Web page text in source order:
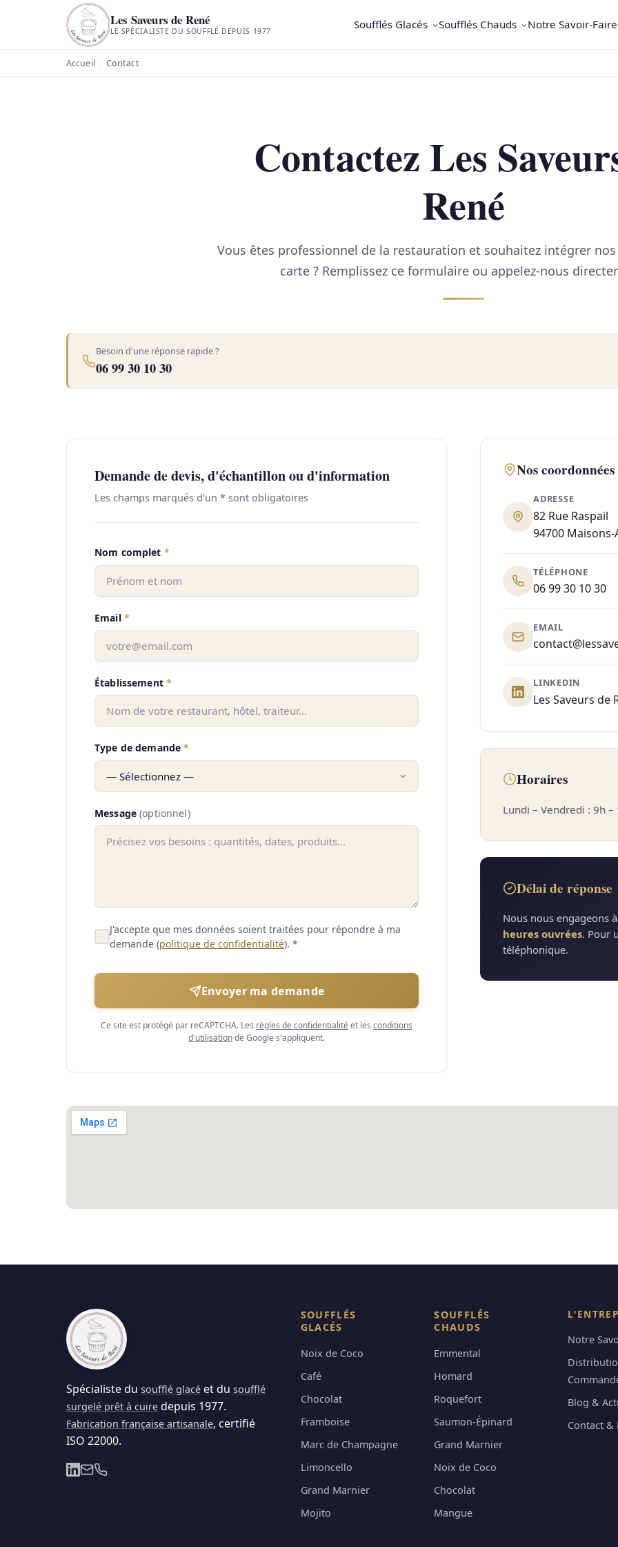
Les Saveurs de René
LE SPÉCIALISTE DU SOUFFLÉ DEPUIS 1977 Soufflés Glacés Soufflés Chauds Notre Savoir-Faire
Accueil › Contact
Contactez Les
René
Vous êtes professionnel de la restauration et souhaitez intégrer
carte ? Remplissez ce formulaire ou appelez-nous
Besoin d'une réponse rapide ?
06 99 30 10 30
Demande de devis, d'échantillon ou d'information
Les champs marqués d'un * sont obligatoires
Nom complet *
Email *
Établissement *
Type de demande*
Message(optionnel)
J'accepte que mes données soient traitées pour répondre à ma
demande (politique de confidentialité). *
Envoyer ma demande
Ce site est protégé par reCAPTCHA. Les règles de confidentialité et les conditions
d'utilisationde Google s'appliquent.
Nos coordonnées
ADRESSE
82 Rue Raspail
94700
TÉLÉPHONE
06 99 30 10 30
EMAIL
LINKEDIN
Les Saveurs de
Horaires
Lundi – Vendredi : 9h –
Délai de réponse
Nous nous engageons
heures ouvrées. Pour
téléphonique.
Spécialiste du soufflé glacé et du soufflé
surgelé prêt à cuire depuis 1977.
Fabrication française artisanale, certifié
ISO 22000.
SOUFFLÉS
GLACÉS
Noix de Coco
Café
Chocolat
Framboise
Marc de Champagne
Limoncello
Grand Marnier
Mojito
SOUFFLÉS
CHAUDS
Emmental
Homard
Roquefort
Saumon-Épinard
Grand Marnier
Noix de Coco
Chocolat
Mangue
Notre
Blog &
Contact &